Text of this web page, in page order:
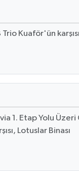
Kuaför'ün
1. Etap Yolu
Lotuslar Binası